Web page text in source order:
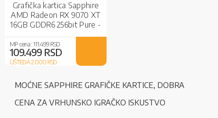
Grafička kartica Sapphire
AMD Radeon RX 9070 XT
16GB GDDR6 256bit Pure -
White
MP cena :111.499 RSD
109.499 RSD
UŠTEDA 2.000RSD
MOĆNE SAPPHIRE GRAFIČKE KARTICE, DOBRA
CENA ZA VRHUNSKO IGRAČKO ISKUSTVO